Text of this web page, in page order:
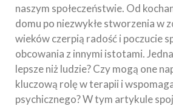
naszym społeczeństwie. Od
domu po niezwykłe stworzenia w
wieków czerpią radość i poczucie
obcowania z innymi istotami.
lepsze niż ludzie? Czy mogą one
kluczową rolę w terapii i
psychicznego? W tym artykule